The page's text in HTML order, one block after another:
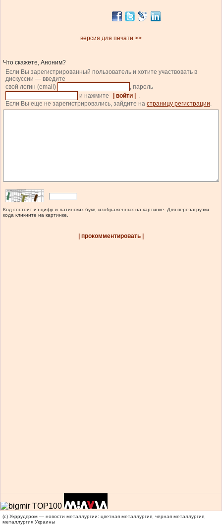
версия для печати >>
Что скажете, Аноним?
Если Вы зарегистрированный пользователь и хотите участвовать в
дискуссии — введите
свой логин (email)
, пароль
и нажмите
| войти |
.
Если Вы еще не зарегистрировались, зайдите на страницу регистрации.
Код состоит из цифр и латинских букв, изображенных на картинке. Для перезагрузки
кода кликните на картинке.
| прокомментировать |
(c) Укррудпром — новости металлургии: цветная металлургия, черная металлургия,
металлургия Украины